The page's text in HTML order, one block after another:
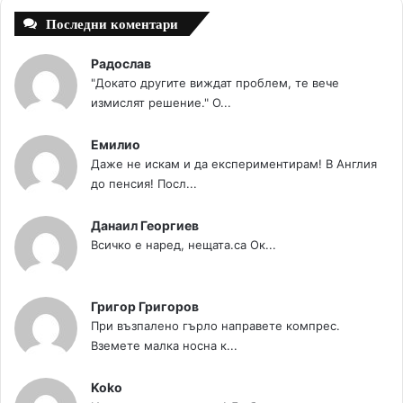
Последни коментари
Радослав
"Докато другите виждат проблем, те вече
измислят решение." О...
Емилио
Даже не искам и да експериментирам! В Англия
до пенсия! Посл...
Данаил Георгиев
Всичко е наред, нещата.са Ок...
Григор Григоров
При възпалено гърло направете компрес.
Вземете малка носна к...
Koko